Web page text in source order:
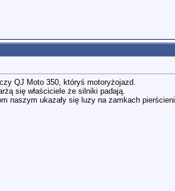
QJ Moto 350, któryś motoryżojazd.
się właściciele że silniki padają.
naszym ukazały się luzy na zamkach pierścieni